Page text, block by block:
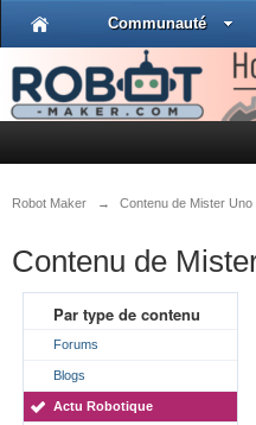
Communauté
Robot Maker → Contenu de Mister Uno
Contenu de
Par type de contenu
Forums
Blogs
Actu Robotique